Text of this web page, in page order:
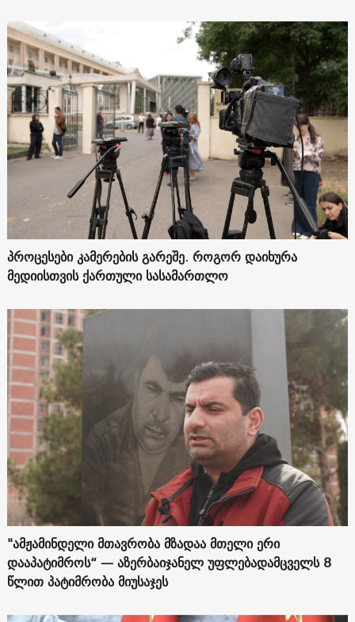
პროცესები კამერების გარეშე. როგორ დაიხურა
მედიისთვის ქართული სასამართლო
"ამჟამინდელი მთავრობა მზადაა მთელი ერი
დააპატიმროს“ — აზერბაიჯანელ უფლებადამცველს 8
წლით პატიმრობა მიუსაჯეს